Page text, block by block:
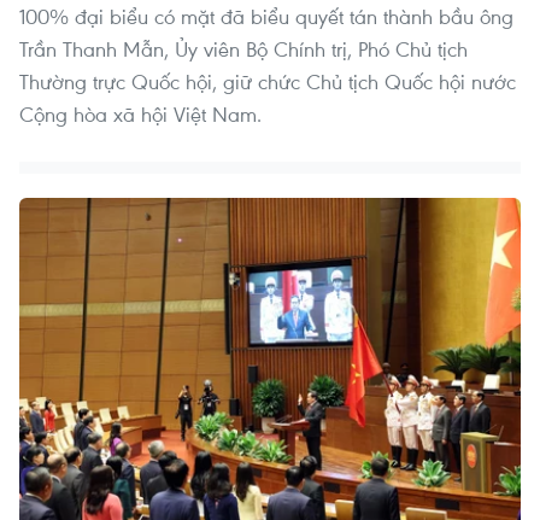
100% đại biểu có mặt đã biểu quyết tán thành bầu ông
Trần Thanh Mẫn, Ủy viên Bộ Chính trị, Phó Chủ tịch
Thường trực Quốc hội, giữ chức Chủ tịch Quốc hội nước
Cộng hòa xã hội Việt Nam.